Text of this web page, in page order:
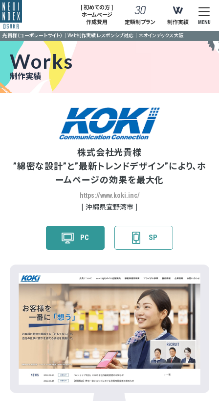
[ 初めての方 ]
ホームページ
作成費用
定額制プラン 制作実績 MENU
光貴様（コーポレートサイト）｜Web制作実績 レスポンシブ対応｜ネオインデックス大阪
Works
制作実績
株式会社光貴様
”綿密な設計”と”最新トレンドデザイン”により、ホ
ームページの効果を最大化
https://www.koki.inc/
沖縄県宜野湾市
PC SP